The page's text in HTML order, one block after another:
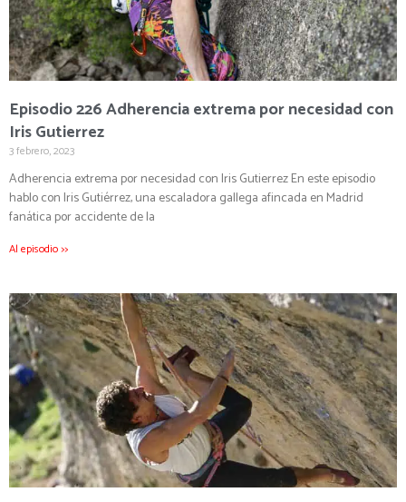
Episodio 226Adherencia extrema por necesidad con
Iris Gutierrez
3 febrero, 2023
Adherencia extrema por necesidad con Iris Gutierrez En este episodio
hablo con Iris Gutiérrez, una escaladora gallega afincada en Madrid
fanática por accidente de la
Al episodio >>